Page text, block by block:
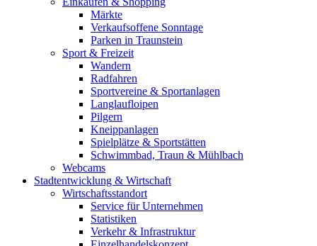
Märkte
Verkaufsoffene Sonntage
Parken in Traunstein
Sport & Freizeit
Wandern
Radfahren
Sportvereine & Sportanlagen
Langlaufloipen
Pilgern
Kneippanlagen
Spielplätze & Sportstätten
Schwimmbad, Traun & Mühlbach
Webcams
Stadtentwicklung & Wirtschaft
Wirtschaftsstandort
Service für Unternehmen
Statistiken
Verkehr & Infrastruktur